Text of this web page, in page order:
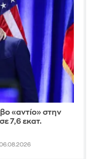
«αντίο» στην
7,6 εκατ.